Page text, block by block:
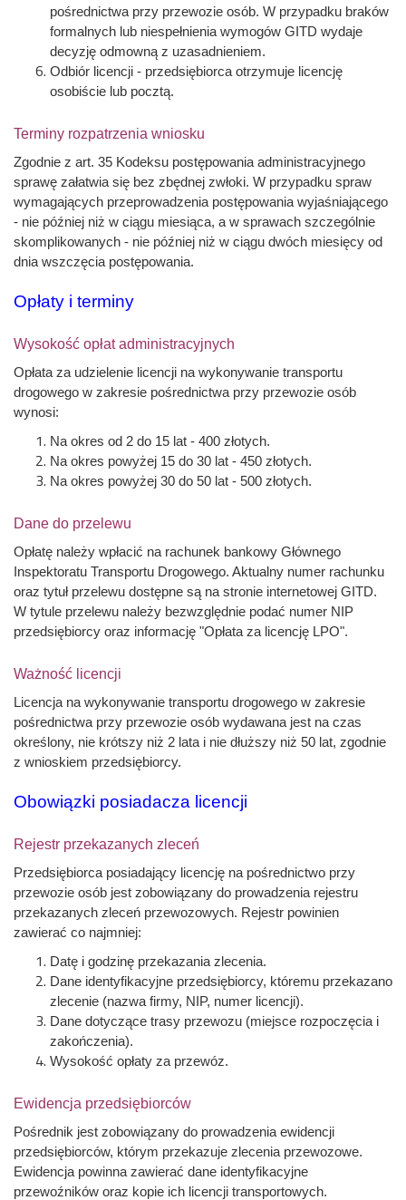
pośrednictwa przy przewozie osób. W przypadku braków
formalnych lub niespełnienia wymogów GITD wydaje
decyzję odmowną z uzasadnieniem.
Odbiór licencji - przedsiębiorca otrzymuje licencję
osobiście lub pocztą.
Terminy rozpatrzenia wniosku
Zgodnie z art. 35 Kodeksu postępowania administracyjnego
sprawę załatwia się bez zbędnej zwłoki. W przypadku spraw
wymagających przeprowadzenia postępowania wyjaśniającego
- nie później niż w ciągu miesiąca, a w sprawach szczególnie
skomplikowanych - nie później niż w ciągu dwóch miesięcy od
dnia wszczęcia postępowania.
Opłaty i terminy
Wysokość opłat administracyjnych
Opłata za udzielenie licencji na wykonywanie transportu
drogowego w zakresie pośrednictwa przy przewozie osób
wynosi:
Na okres od 2 do 15 lat - 400 złotych.
Na okres powyżej 15 do 30 lat - 450 złotych.
Na okres powyżej 30 do 50 lat - 500 złotych.
Dane do przelewu
Opłatę należy wpłacić na rachunek bankowy Głównego
Inspektoratu Transportu Drogowego. Aktualny numer rachunku
oraz tytuł przelewu dostępne są na stronie internetowej GITD.
W tytule przelewu należy bezwzględnie podać numer NIP
przedsiębiorcy oraz informację "Opłata za licencję LPO".
Ważność licencji
Licencja na wykonywanie transportu drogowego w zakresie
pośrednictwa przy przewozie osób wydawana jest na czas
określony, nie krótszy niż 2 lata i nie dłuższy niż 50 lat, zgodnie
z wnioskiem przedsiębiorcy.
Obowiązki posiadacza licencji
Rejestr przekazanych zleceń
Przedsiębiorca posiadający licencję na pośrednictwo przy
przewozie osób jest zobowiązany do prowadzenia rejestru
przekazanych zleceń przewozowych. Rejestr powinien
zawierać co najmniej:
Datę i godzinę przekazania zlecenia.
Dane identyfikacyjne przedsiębiorcy, któremu przekazano
zlecenie (nazwa firmy, NIP, numer licencji).
Dane dotyczące trasy przewozu (miejsce rozpoczęcia i
zakończenia).
Wysokość opłaty za przewóz.
Ewidencja przedsiębiorców
Pośrednik jest zobowiązany do prowadzenia ewidencji
przedsiębiorców, którym przekazuje zlecenia przewozowe.
Ewidencja powinna zawierać dane identyfikacyjne
przewoźników oraz kopie ich licencji transportowych.